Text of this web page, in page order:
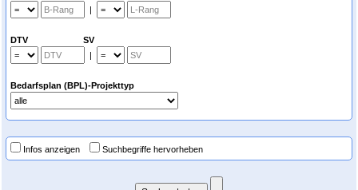
|
DTV SV
|
Bedarfsplan (BPL)-Projekttyp
Infos anzeigen Suchbegriffe hervorheben